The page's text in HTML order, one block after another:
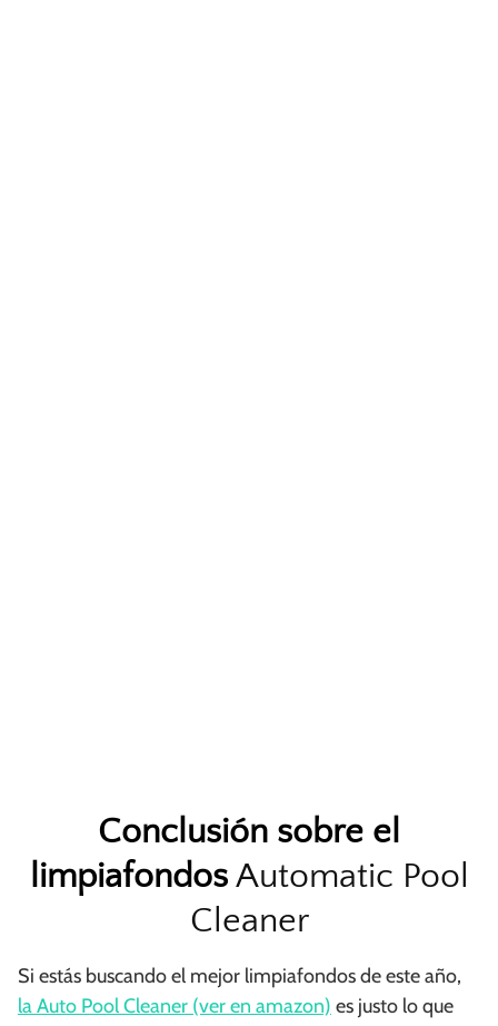
Conclusión sobre el
limpiafondosAutomatic Pool
Cleaner
Si estás buscando el mejor limpiafondos de este año,
la Auto Pool Cleaner (ver en amazon) es justo lo que